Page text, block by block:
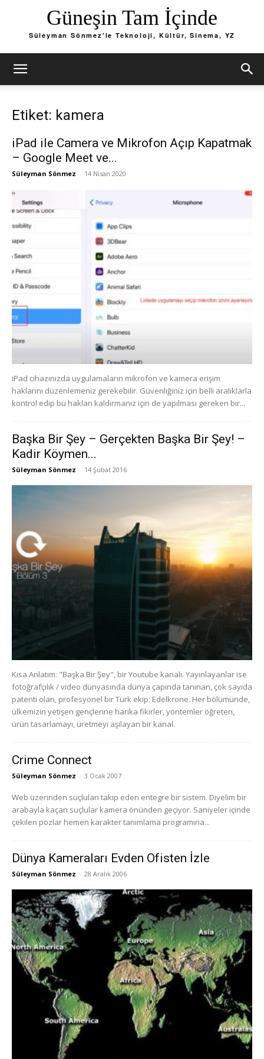
Güneşin Tam İçinde
Süleyman Sönmez'le Teknoloji, Kültür, Sinema, YZ
Etiket: kamera
iPad ile Camera ve Mikrofon Açıp Kapatmak
– Google Meet ve...
Süleyman Sönmez - 14 Nisan 2020
iPad cihazınızda uygulamaların mikrofon ve kamera erişim
haklarını düzenlemeniz gerekebilir. Güvenliğiniz için belli aralıklarla
kontrol edip bu hakları kaldırmanız için de yapılması gereken bir...
Başka Bir Şey – Gerçekten Başka Bir Şey! –
Kadir Köymen...
Süleyman Sönmez - 14 Şubat 2016
Kısa Anlatım: "Başka Bir Şey", bir Youtube kanalı. Yayınlayanlar ise
fotoğrafçılık / video dünyasında dünya çapında tanınan, çok sayıda
patenti olan, profesyonel bir Türk ekip: Edelkrone. Her bölümünde,
ülkemizin yetişen gençlerine harika fikirler, yöntemler öğreten,
ürün tasarlamayı, üretmeyi aşılayan bir kanal.
Crime Connect
Süleyman Sönmez - 3 Ocak 2007
Web üzerinden suçluları takip eden entegre bir sistem. Diyelim bir
arabayla kaçan suçlular kamera önünden geçiyor. Saniyeler içinde
çekilen pozlar hemen karakter tanımlama programına...
Dünya Kameraları Evden Ofisten İzle
Süleyman Sönmez - 28 Aralık 2006